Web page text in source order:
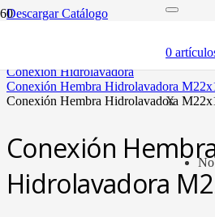
0
X
No
Descargar Catálogo
mangueras hidráulicas y fittings
conexión hidrolavadora
conexión hembra hidrolavadora
conexión hembra hidrolavadora
Conexión
Hidrolavadora